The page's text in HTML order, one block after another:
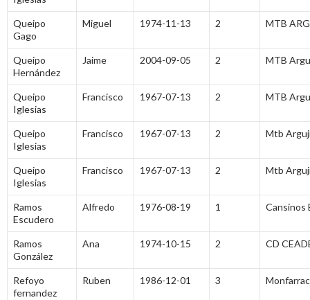
Queipo
Gago
Miguel 1974-11-13 2 MTB
Queipo
Hernández
Jaime 2004-09-05 2 MTB
Queipo
Iglesias
Francisco 1967-07-13 2 MTB
Queipo
Iglesias
Francisco 1967-07-13 2 Mtb
Queipo
Iglesias
Francisco 1967-07-13 2 Mtb
Ramos
Escudero
Alfredo 1976-08-19 1 Cansinos
Ramos
González
Ana 1974-10-15 2 CD
Refoyo
fernandez
Ruben 1986-12-01 3